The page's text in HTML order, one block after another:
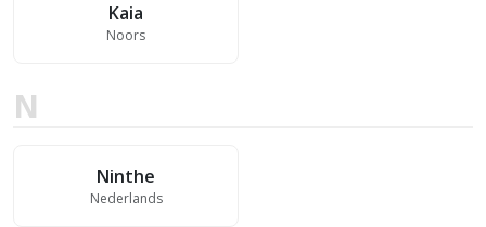
Kaia
Noors
N
Ninthe
Nederlands